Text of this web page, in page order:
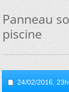
Panneau
piscine
24/02/2016,